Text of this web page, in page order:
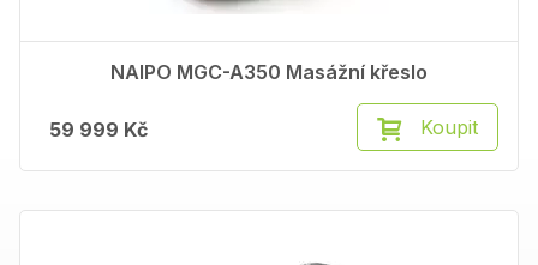
NAIPO MGC-A350 Masážní křeslo
59 999 Kč Koupit